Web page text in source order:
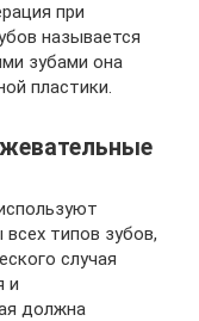
при
называется
зубами она
пластики.
типов зубов,
случая
и
должна